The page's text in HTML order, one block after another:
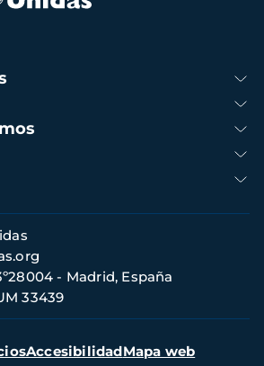
- Madrid, España
33439
AccesibilidadMapa web